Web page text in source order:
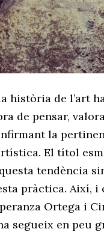
història de l’art
de pensar,
la
El títol
tendència
pràctica. Així, i
Ortega i
segueix en peu